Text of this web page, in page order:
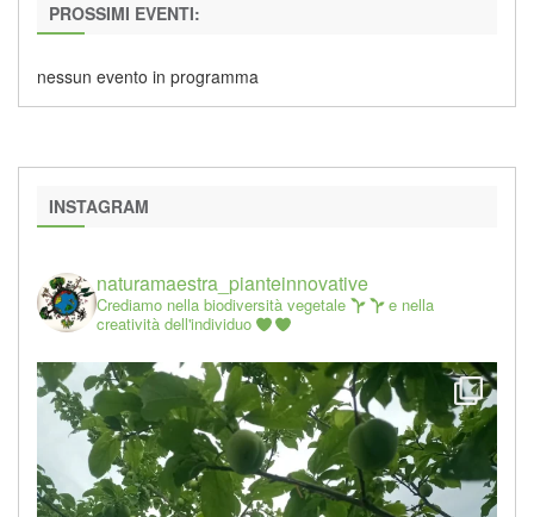
PROSSIMI EVENTI:
nessun evento in programma
INSTAGRAM
naturamaestra_pianteinnovative
Crediamo nella biodiversità vegetale
e nella
creatività dell'individuo